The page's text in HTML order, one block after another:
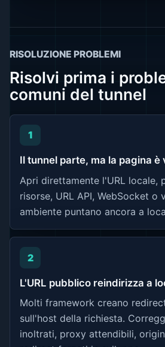
RISOLUZIONE PROBLEMI
Risolvi prima i
comuni del tunnel
1
Il tunnel parte, ma la pagina è
Apri direttamente l'URL locale,
risorse, URL API, WebSocket o
ambiente puntano ancora a
2
L'URL pubblico reindirizza a
Molti framework creano
sull'host della richiesta.
inoltrati, proxy attendibili,